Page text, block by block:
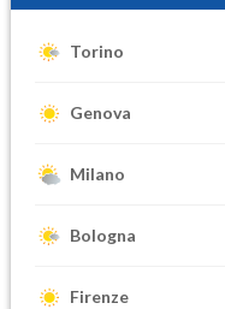
Torino
Genova
Milano
Bologna
Firenze